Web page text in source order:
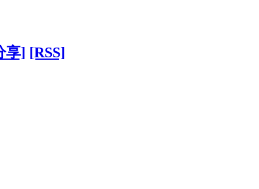
享] [RSS]